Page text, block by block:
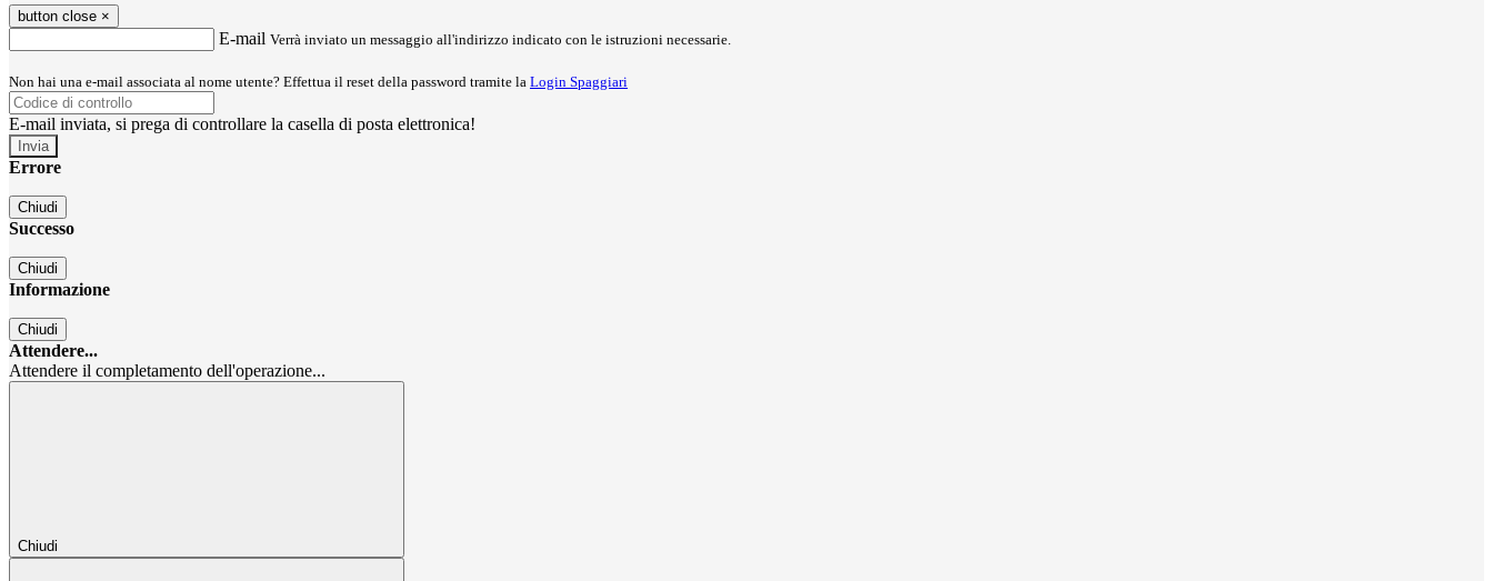
button close ×
E-mail Verrà inviato un messaggio all'indirizzo indicato con le istruzioni necessarie.
Non hai una e-mail associata al nome utente? Effettua il reset della password tramite la Login Spaggiari
E-mail inviata, si prega di controllare la casella di posta elettronica!
Errore
Chiudi
Successo
Chiudi
Informazione
Chiudi
Attendere...
Attendere il completamento dell'operazione...
Chiudi